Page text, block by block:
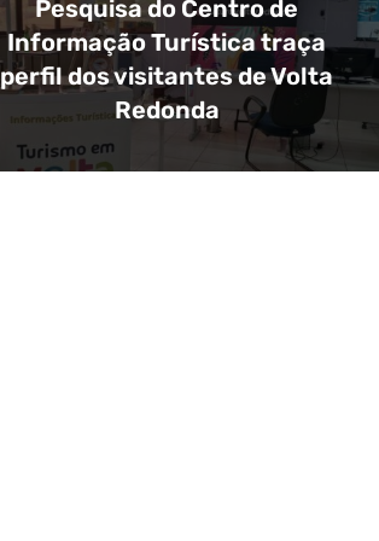
Pesquisa do Centro de
Informação Turística traça
perfil dos visitantes de Volta
Redonda